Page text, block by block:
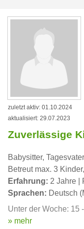
zuletzt aktiv: 01.10.2024
aktualisiert: 29.07.2023
Zuverlässige
Babysitter,
Betreut max. 3
Erfahrung: 2 Jahre |
Sprachen: Deutsch
Unter der Woche: 15
» mehr